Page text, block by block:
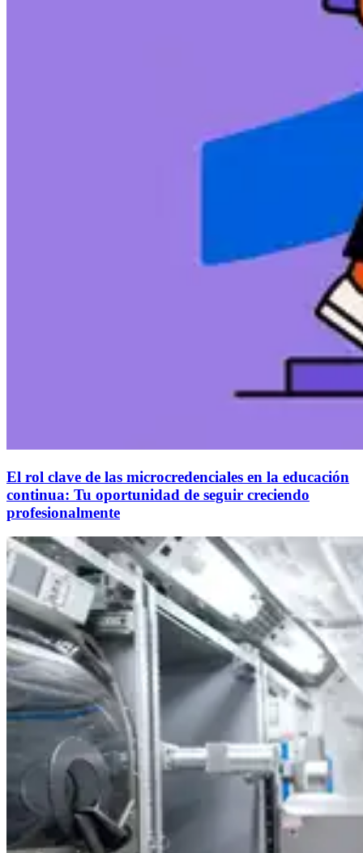
El rol clave de las microcredenciales en la educación
continua: Tu oportunidad de seguir creciendo
profesionalmente